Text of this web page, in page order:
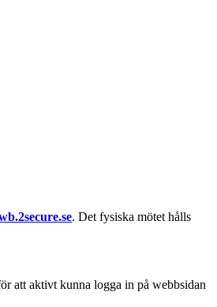
. Det fysiska mötet hålls
att aktivt kunna logga in på webbsidan